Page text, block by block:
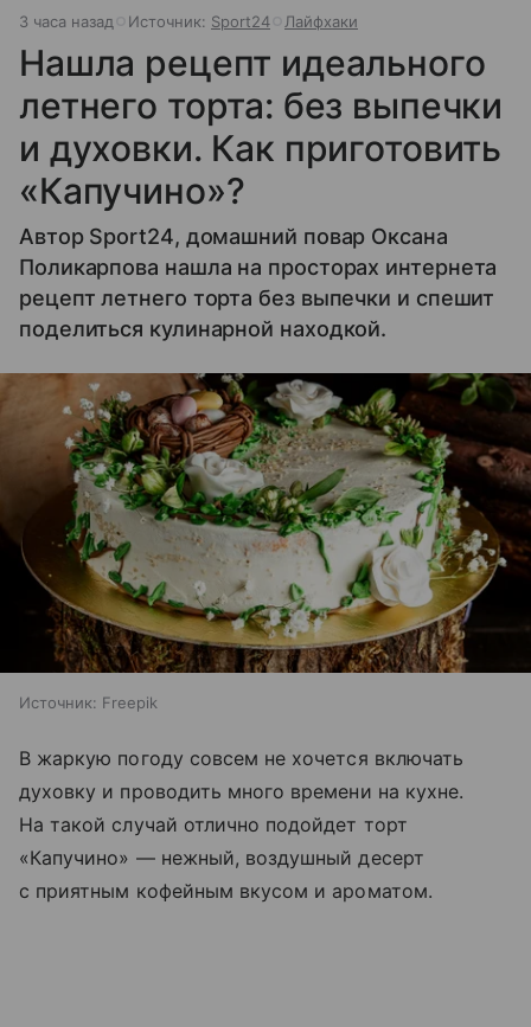
3 часа назад Источник: Sport24 Лайфхаки
Нашла рецепт идеального
летнего торта: без выпечки
и духовки. Как приготовить
«Капучино»?
Автор Sport24, домашний повар Оксана
Поликарпова нашла на просторах интернета
рецепт летнего торта без выпечки и спешит
поделиться кулинарной находкой.
Источник: Freepik
В жаркую погоду совсем не хочется включать
духовку и проводить много времени на кухне.
На такой случай отлично подойдет торт
«Капучино» — нежный, воздушный десерт
с приятным кофейным вкусом и ароматом.